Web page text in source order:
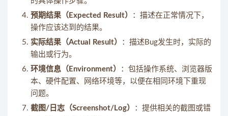
预期结果（Expected Result）
：描述在正常情况下，
操作应该达到的结果。
实际结果（Actual Result）
：描述Bug发生时，实际的
输出或行为。
环境信息（Environment）
：包括操作系统、浏览器版
本、硬件配置、网络环境等，以便在相同环境下重现
问题。
截图/日志（Screenshot/Log）
：提供相关的截图或错